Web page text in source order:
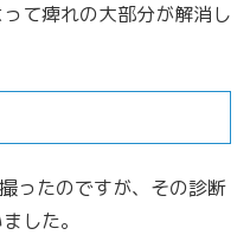
て痺れの大部分が解消し
ったのですが、その診断
した。